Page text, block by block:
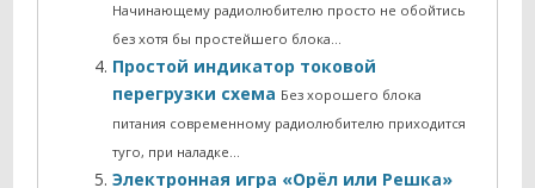
Начинающему радиолюбителю просто не обойтись
без хотя бы простейшего блока…
Простой индикатор токовой
перегрузки схема Без хорошего блока
питания современному радиолюбителю приходится
туго, при наладке…
Электронная игра «Орёл или Решка»